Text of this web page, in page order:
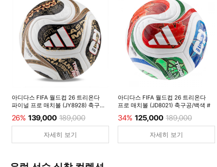
아디다스 FIFA 월드컵 26 트리온다
파이널 프로 매치볼 (JY8928) 축구공/
26% 139,000 189,000
자세히 보기
아디다스 FIFA 월드컵 26 트리온다
프로 매치볼 (JD8021) 축구공/백색 #
34% 125,000 189,000
자세히 보기